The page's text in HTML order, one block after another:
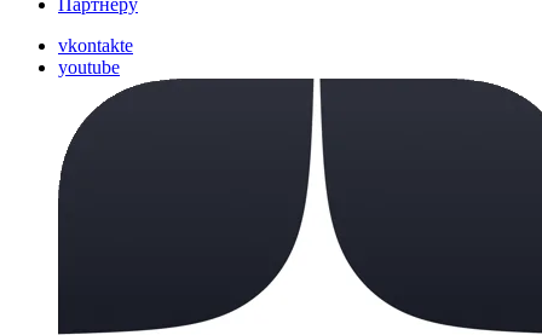
Партнеру
vkontakte
youtube